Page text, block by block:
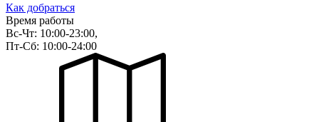
Как добраться
Время работы
Вс-Чт: 10:00-23:00,
Пт-Сб: 10:00-24:00